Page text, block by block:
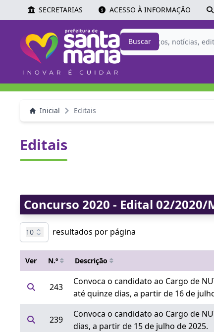
SECRETARIAS ACESSO À INFORMAÇÃO
Buscar
Inicial Editais
Editais
Concurso 2020 - Edital 02/2020/
10 resultados por página
Ver N.º Descrição
243
Convoca o candidato ao Cargo de
até quinze dias, a partir de 16 de
239
Convoca o candidato ao Cargo de
dias, a partir de 15 de julho de 2025.